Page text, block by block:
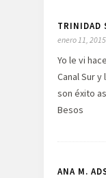
TRINIDAD
enero 11,
Yo le vi
Canal Sur
son éxito
Besos
ANA M.